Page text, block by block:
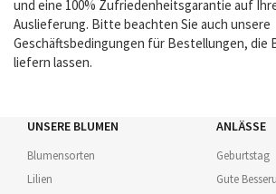
und eine 100% Zufriedenheitsgarantie auf
Auslieferung. Bitte beachten Sie auch unsere
Geschäftsbedingungen für Bestellungen, die
liefern lassen.
UNSERE BLUMEN
Blumensorten
Lilien
ANLÄSSE
Geburtstag
Gute